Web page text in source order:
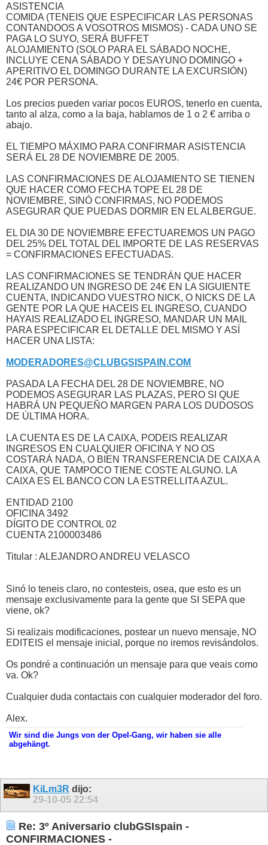
ASISTENCIA
COMIDA (TENEIS QUE ESPECIFICAR LAS PERSONAS
CONTANDOOS A VOSOTROS MISMOS) - CADA UNO SE
PAGA LO SUYO, SERÁ BUFFET
ALOJAMIENTO (SOLO PARA EL SÁBADO NOCHE,
INCLUYE CENA SÁBADO Y DESAYUNO DOMINGO +
APERITIVO EL DOMINGO DURANTE LA EXCURSIÓN)
24€ POR PERSONA.
Los precios pueden variar pocos EUROS, tenerlo en cuenta,
tanto al alza, como a la baja, hablamos de 1 o 2 € arriba o
abajo.
EL TIEMPO MÁXIMO PARA CONFIRMAR ASISTENCIA
SERÁ EL 28 DE NOVIEMBRE DE 2005.
LAS CONFIRMACIONES DE ALOJAMIENTO SE TIENEN
QUE HACER COMO FECHA TOPE EL 28 DE
NOVIEMBRE, SINÓ CONFIRMAS, NO PODEMOS
ASEGURAR QUE PUEDAS DORMIR EN EL ALBERGUE.
EL DIA 30 DE NOVIEMBRE EFECTUAREMOS UN PAGO
DEL 25% DEL TOTAL DEL IMPORTE DE LAS RESERVAS
= CONFIRMACIONES EFECTUADAS.
LAS CONFIRMACIONES SE TENDRÁN QUE HACER
REALIZANDO UN INGRESO DE 24€ EN LA SIGUIENTE
CUENTA, INDICANDO VUESTRO NICK, O NICKS DE LA
GENTE POR LA QUE HACEIS EL INGRESO, CUANDO
HAYAIS REALIZADO EL INGRESO, MANDAR UN MAIL
PARA ESPECIFICAR EL DETALLE DEL MISMO Y ASÍ
HACER UNA LISTA:
MODERADORES@CLUBGSISPAIN.COM
PASADA LA FECHA DEL 28 DE NOVIEMBRE, NO
PODEMOS ASEGURAR LAS PLAZAS, PERO SI QUE
HABRÁ UN PEQUEÑO MARGEN PARA LOS DUDOSOS
DE ÚLTIMA HORA.
LA CUENTA ES DE LA CAIXA, PODEIS REALIZAR
INGRESOS EN CUALQUIER OFICINA Y NO OS
COSTARÁ NADA, O BIEN TRANSFERENCIA DE CAIXA A
CAIXA, QUE TAMPOCO TIENE COSTE ALGUNO. LA
CAIXA ES EL BANCO CON LA ESTRELLITA AZUL.
ENTIDAD 2100
OFICINA 3492
DÍGITO DE CONTROL 02
CUENTA 2100003486
Titular : ALEJANDRO ANDREU VELASCO
Sinó lo teneis claro, no contesteis, osea, que esto es un
mensaje exclusivamente para la gente que SI SEPA que
viene, ok?
Si realizais modificaciones, postear un nuevo mensaje, NO
EDITEIS el mensaje inicial, porque no iremos revisándolos.
Os pondré a continuación un mensaje para que veais como
va. Ok?
Cualquier duda contactais con cualquier moderador del foro.
Alex.
Wir sind die Jungs von der Opel-Gang, wir haben sie alle
abgehängt.
KiLm3R dijo:
29-10-05 22:54
Re: 3º Aniversario clubGSIspain -
CONFIRMACIONES -